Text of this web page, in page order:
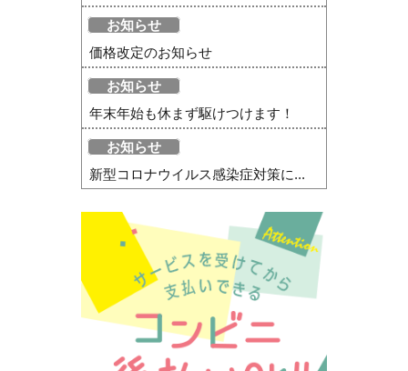
お知らせ
価格改定のお知らせ
お知らせ
年末年始も休まず駆けつけます！
お知らせ
新型コロナウイルス感染症対策に...